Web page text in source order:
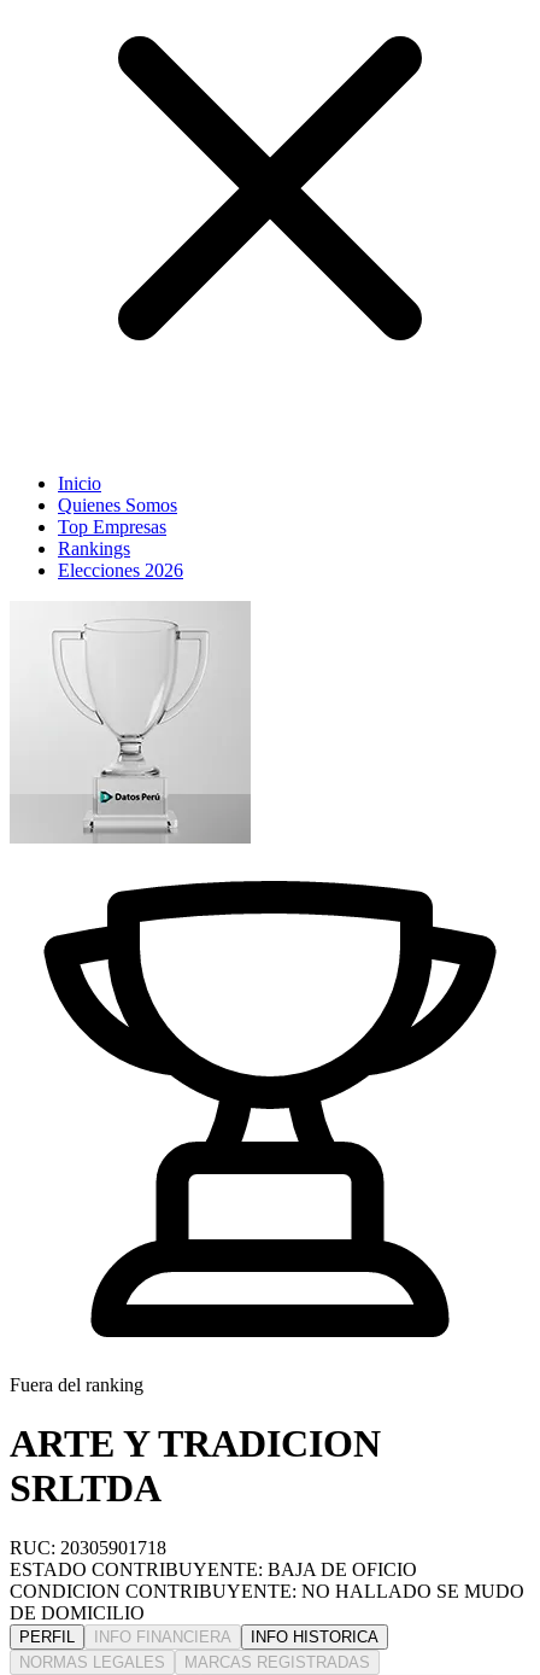
Inicio
Quienes Somos
Top Empresas
Rankings
Elecciones 2026
Fuera del ranking
ARTE Y TRADICION
SRLTDA
RUC: 20305901718
ESTADO CONTRIBUYENTE: BAJA DE OFICIO
CONDICION CONTRIBUYENTE: NO HALLADO SE MUDO
DE DOMICILIO
PERFIL INFO FINANCIERA
INFO HISTORICA
NORMAS LEGALES
MARCAS REGISTRADAS